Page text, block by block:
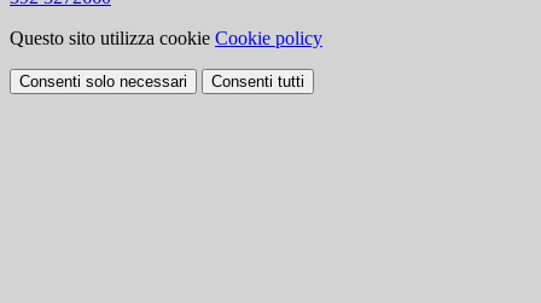
Questo sito utilizza cookie Cookie policy
Consenti solo necessari Consenti tutti